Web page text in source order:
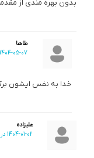
بدون بهره مندی از
طاها
1404-05-07 در 23:20
خدا به نفس ایشون
علیزاده
1404-01-02 در 05:56